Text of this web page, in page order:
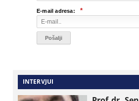
E-mail adresa: *
INTERVJUI